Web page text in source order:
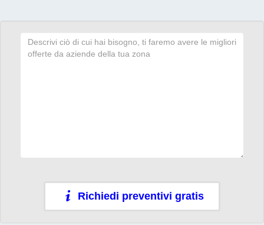
Richiedi preventivi gratis